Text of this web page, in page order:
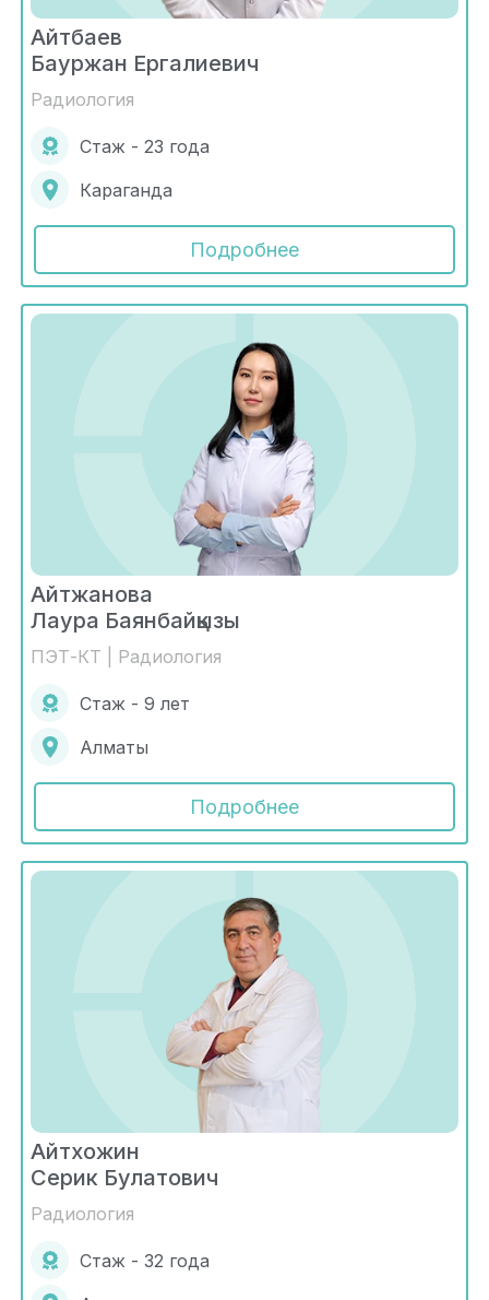
Айтбаев
Бауржан Ергалиевич
Радиология
Стаж - 23 года
Караганда
Подробнее
Айтжанова
Лаура Баянбайқызы
ПЭТ-КТ | Радиология
Стаж - 9 лет
Алматы
Подробнее
Айтхожин
Серик Булатович
Радиология
Стаж - 32 года